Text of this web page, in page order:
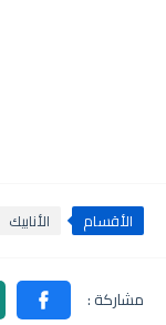
الأقسام الأنابيك